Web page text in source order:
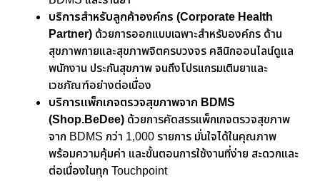
บริการสำหรับลูกค้าองค์กร (Corporate Health
Partner) ด้วยการออกแบบเฉพาะสำหรับองค์กร ด้าน
สุขภาพกายและสุขภาพจิตครบวงจร คลินิกออนไลน์ดูแล
พนักงาน ประกันสุขภาพ จนถึงโปรแกรมเติมยาและ
เวชภัณฑ์อย่างต่อเนื่อง
บริการแพ็กเกจตรวจสุขภาพจาก BDMS
(Shop.BeDee) ด้วยการคัดสรรแพ็กเกจตรวจสุขภาพ
จาก BDMS กว่า 1,000 รายการ มั่นใจได้ในคุณภาพ
พร้อมความคุ้มค่า และขั้นตอนการใช้งานที่ง่าย สะดวกและ
ต่อเนื่องในทุก Touchpoint